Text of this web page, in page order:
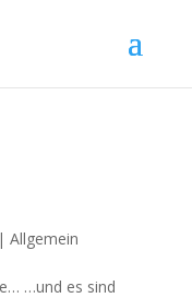
Allgemein
…und es sind